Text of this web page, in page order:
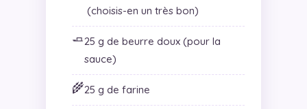
(choisis-en un très bon)
🧈25 g de beurre doux (pour la
sauce)
🌾25 g de farine